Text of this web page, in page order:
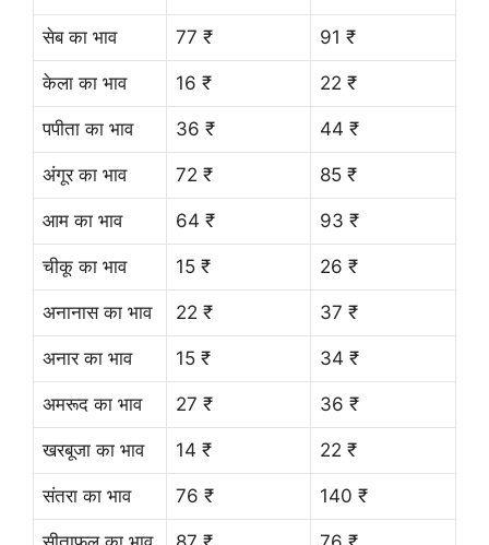
सेब का भाव 77 ₹ 91 ₹
केला का भाव 16 ₹ 22 ₹
पपीता का भाव 36 ₹ 44 ₹
अंगूर का भाव 72 ₹ 85 ₹
आम का भाव 64 ₹ 93 ₹
चीकू का भाव 15 ₹ 26 ₹
अनानास का भाव 22 ₹ 37 ₹
अनार का भाव 15 ₹ 34 ₹
अमरूद का भाव 27 ₹ 36 ₹
खरबूजा का भाव 14 ₹ 22 ₹
संतरा का भाव 76 ₹ 140 ₹